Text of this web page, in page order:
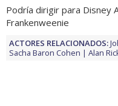
Podría dirigir para Disney
Frankenweenie
ACTORES RELACIONADOS:
Sacha Baron Cohen
Alan